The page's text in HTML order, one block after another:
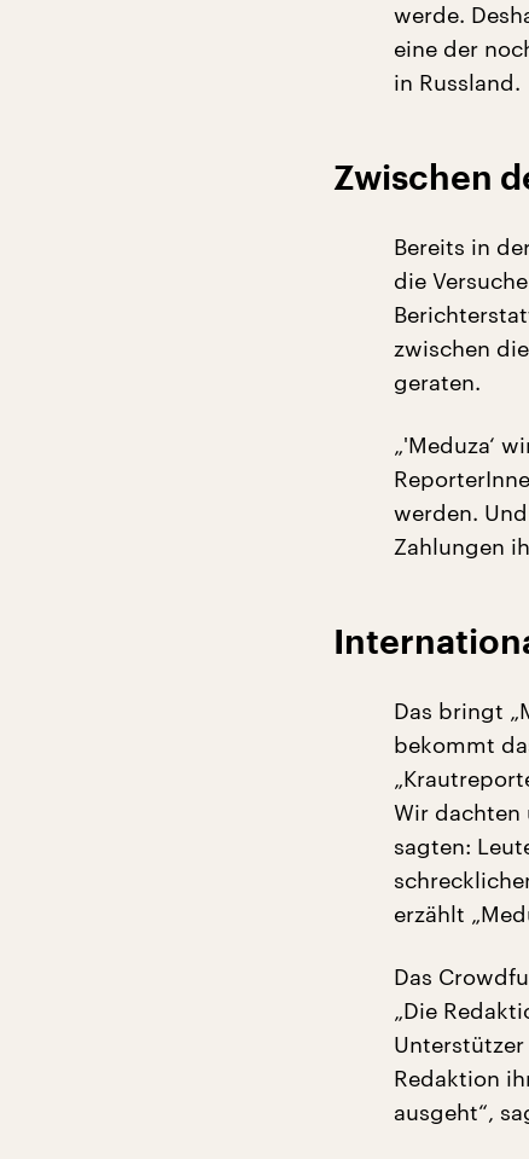
werde.
eine der
in Russland.
Zwischen
Bereits in
die
zwischen
geraten.
„'Meduza‘
werden.
Zahlungen
Das bringt
bekommt
Wir dachten
sagten:
erzählt
Das
„Die
Redaktion
ausgeht“,